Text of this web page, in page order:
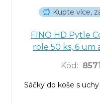
Kupte více,
FINO HD Pytle
role 50 ks, 6 um
Kód :
Sáčky do koše s uchy